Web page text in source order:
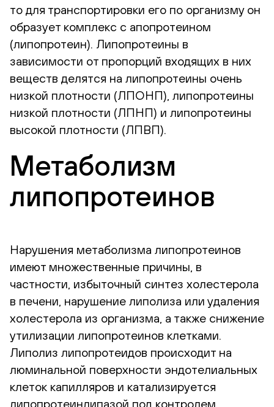
то для транспортировки его по организму он
образует комплекс с апопротеином
(липопротеин). Липопротеины в
зависимости от пропорций входящих в них
веществ делятся на липопротеины очень
низкой плотности (ЛПОНП), липопротеины
низкой плотности (ЛПНП) и липопротеины
высокой плотности (ЛПВП).
Метаболизм
липопротеинов
Нарушения метаболизма липопротеинов
имеют множественные причины, в
частности, избыточный синтез холестерола
в печени, нарушение липолиза или удаления
холестерола из организма, а также снижение
утилизации липопротеинов клетками.
Липолиз липопротеидов происходит на
люминальной поверхности эндотелиальных
клеток капилляров и катализируется
липопротеинлипазой под контролем